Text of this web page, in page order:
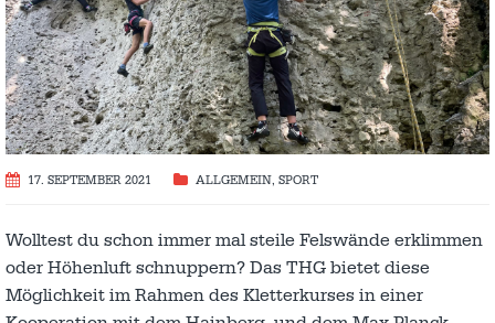
17. SEPTEMBER 2021 ALLGEMEIN, SPORT
Wolltest du schon immer mal steile Felswände erklimmen
oder Höhenluft schnuppern? Das THG bietet diese
Möglichkeit im Rahmen des Kletterkurses in einer